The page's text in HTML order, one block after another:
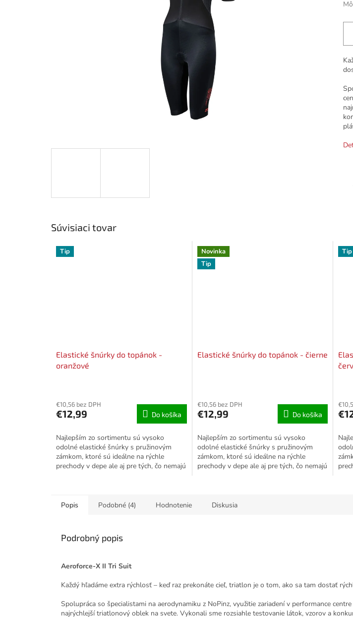
Súvisiaci tovar
Tip
Elastické šnúrky do topánok -
oranžové
produktu
je
z
5
hviezdičiek.
€10,56 bez DPH
€12,99 Do košíka
Najlepším zo sortimentu sú vysoko
odolné elastické šnúrky s pružinovým
zámkom, ktoré sú ideálne na rýchle
prechody v depe ale aj pre tých, čo nemajú
Novinka
Tip
Elastické šnúrky do topánok - čierne
produktu
je
z
5
hviezdičiek.
€10,56 bez DPH
€12,99 Do košíka
Najlepším zo sortimentu sú vysoko
odolné elastické šnúrky s pružinovým
zámkom, ktoré sú ideálne na rýchle
prechody v depe ale aj pre tých, čo nemajú
Tip
Popis Podobné (4) Hodnotenie Diskusia
Podrobný popis
Aeroforce-X II Tri Suit
Každý hľadáme extra rýchlosť – keď raz prekonáte cieľ, triatlon je o tom, ako sa tam dostať
Spolupráca so špecialistami na aerodynamiku z NoPinz, využitie zariadení v performance
najrýchlejší triatlonový oblek na svete. Vykonali sme rozsiahle testovanie látok, vzorov a